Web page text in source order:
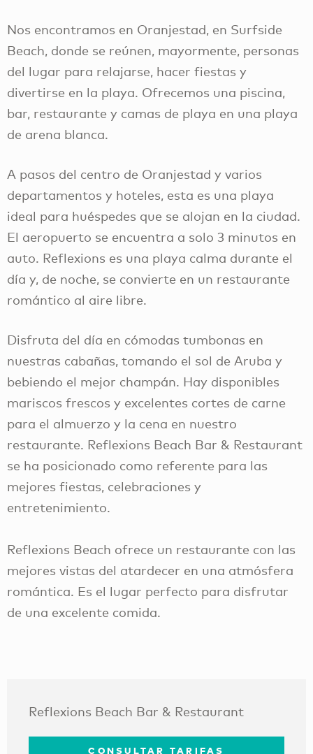
Nos encontramos en Oranjestad, en Surfside
Beach, donde se reúnen, mayormente, personas
del lugar para relajarse, hacer fiestas y
divertirse en la playa. Ofrecemos una piscina,
bar, restaurante y camas de playa en una playa
de arena blanca.
A pasos del centro de Oranjestad y varios
departamentos y hoteles, esta es una playa
ideal para huéspedes que se alojan en la ciudad.
El aeropuerto se encuentra a solo 3 minutos en
auto. Reflexions es una playa calma durante el
día y, de noche, se convierte en un restaurante
romántico al aire libre.
Disfruta del día en cómodas tumbonas en
nuestras cabañas, tomando el sol de Aruba y
bebiendo el mejor champán. Hay disponibles
mariscos frescos y excelentes cortes de carne
para el almuerzo y la cena en nuestro
restaurante. Reflexions Beach Bar & Restaurant
se ha posicionado como referente para las
mejores fiestas, celebraciones y
entretenimiento.
Reflexions Beach ofrece un restaurante con las
mejores vistas del atardecer en una atmósfera
romántica. Es el lugar perfecto para disfrutar
de una excelente comida.
Reflexions Beach Bar & Restaurant
CONSULTAR TARIFAS